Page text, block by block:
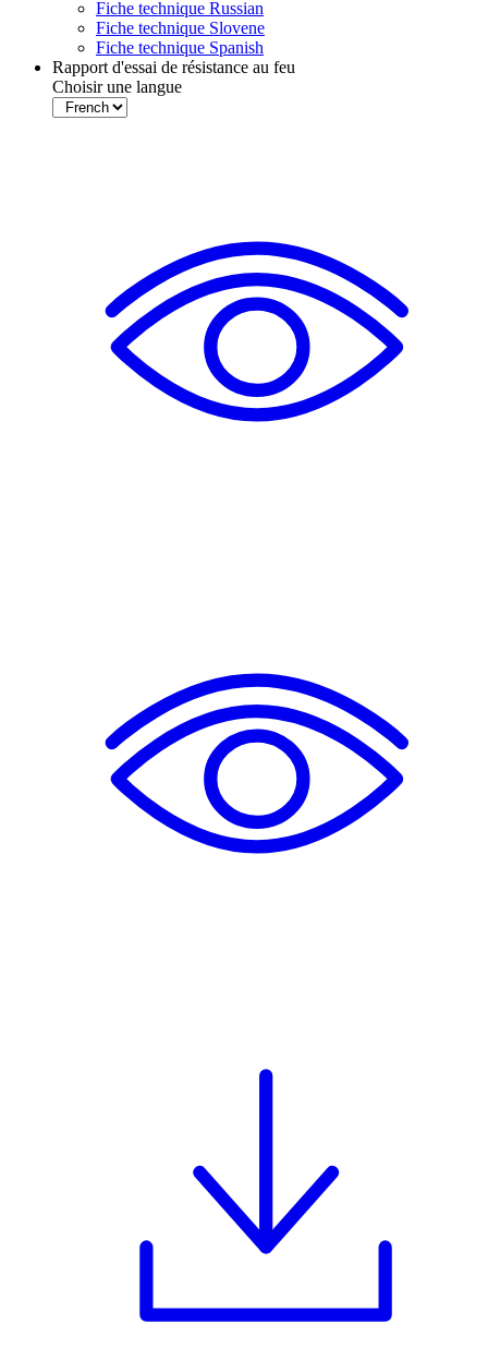
Fiche technique Russian
Fiche technique Slovene
Fiche technique Spanish
Rapport d'essai de résistance au feu
Choisir une langue